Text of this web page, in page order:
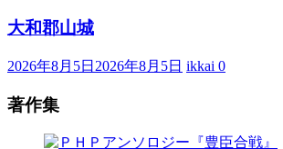
大和郡山城
2026年8月5日 2026年8月5日 ikkai 0
著作集